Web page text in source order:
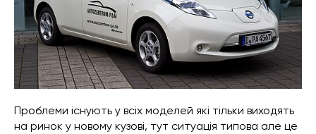
Проблеми існують у всіх моделей які тільки виходять
на ринок у новому кузові, тут ситуація типова але це